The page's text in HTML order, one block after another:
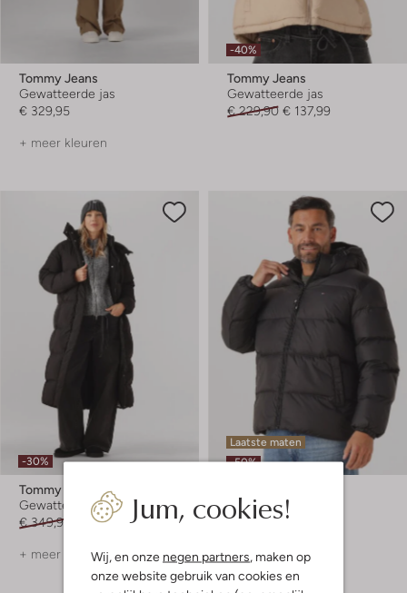
Jum, cookies!
Wij, en onze negen partners , maken op
onze website gebruik van cookies en
Tommy Jeans
Gewatteerde jas
€ 329,95
+ meer kleuren
-40%
Tommy Jeans
Gewatteerde jas
€ 229,90 € 137,99
-30%
Tommy Jeans
Gewatteerde jas
€ 349,99
€ 244,99
+ meer kleuren
Laatste maten
-50%
Gewatteerde jas
€ 249,99 € 124,99